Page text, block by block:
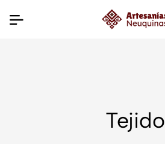
Tejido